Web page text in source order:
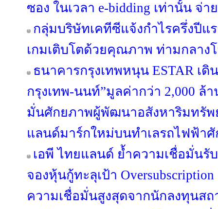
ซอง ในเวลา e-bidding เท่านั้น จ่
กลุ่มบริษัทเคทีซีแจ้งกำไรครึ่งปีแ
เกมเติบโตด้วยคุณภาพ ท่ามกลาง
ธนาคารกรุงเทพหนุน ESTAR เ
กรุงเทพ-นนท์”มูลค่ากว่า 2,000 ล้
มั่นศักยภาพผู้พัฒนาอสังหาริมทรั
แลนด์มาร์กใหม่บนทำเลรถไฟฟ้า
เอพี ไทยแลนด์ ย้ำความเชื่อมั่นรั
จองหุ้นกู้ทะลุเป้า
ความเชื่อมั่นสูงสุดจากนักลงทุนส